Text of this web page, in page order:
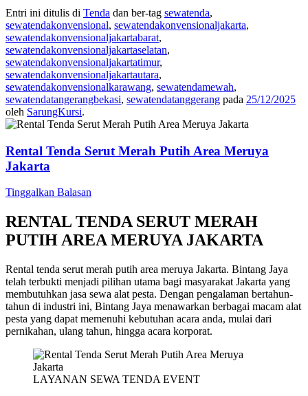
Entri ini ditulis di Tenda dan ber-tag sewatenda,
sewatendakonvensional, sewatendakonvensionaljakarta,
sewatendakonvensionaljakartabarat,
sewatendakonvensionaljakartaselatan,
sewatendakonvensionaljakartatimur,
sewatendakonvensionaljakartautara,
sewatendakonvensionalkarawang, sewatendamewah,
sewatendatangerangbekasi, sewatendatanggerang pada 25/12/2025
oleh SarungKursi.
Rental Tenda Serut Merah Putih Area Meruya
Jakarta
Tinggalkan Balasan
RENTAL TENDA SERUT MERAH
PUTIH AREA MERUYA JAKARTA
Rental tenda serut merah putih area meruya Jakarta. Bintang Jaya
telah terbukti menjadi pilihan utama bagi masyarakat Jakarta yang
membutuhkan jasa sewa alat pesta. Dengan pengalaman bertahun-
tahun di industri ini, Bintang Jaya menawarkan berbagai macam alat
pesta yang dapat memenuhi kebutuhan acara anda, mulai dari
pernikahan, ulang tahun, hingga acara korporat.
LAYANAN SEWA TENDA EVENT